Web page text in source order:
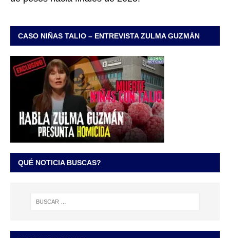
CASO NIÑAS TALIO – ENTREVISTA ZULMA GUZMÁN
QUÉ NOTICIA BUSCAS?